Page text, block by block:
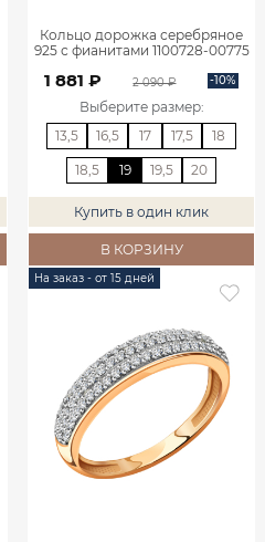
Кольцо дорожка серебряное
925 с фианитами 1100728-00775
1 881 ₽ 2 090 ₽ -10%
Выберите размер:
13,5
16,5 17 17,5 18
18,5 19 19,5 20
Купить в один клик
В КОРЗИНУ
На заказ - от 15 дней